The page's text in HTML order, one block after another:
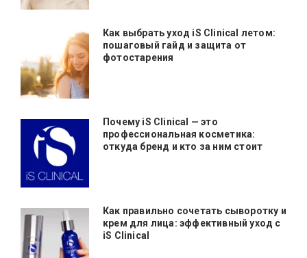
Как выбрать уход iS Clinical летом:
пошаговый гайд и защита от
фотостарения
Почему iS Clinical — это
профессиональная косметика:
откуда бренд и кто за ним стоит
Как правильно сочетать сыворотку и
крем для лица: эффективный уход с
iS Clinical